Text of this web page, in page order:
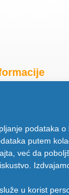
isporuke
plaćanja
privatnosti
podataka o
putem
već da
u korist